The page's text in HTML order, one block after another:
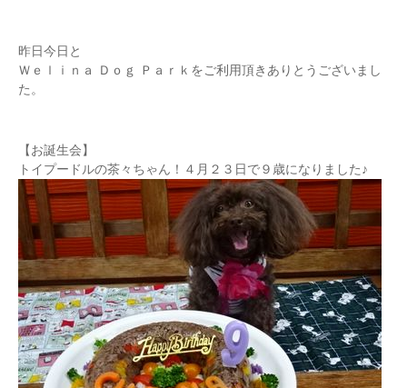
昨日今日と
Ｗｅｌｉｎａ Ｄｏｇ Ｐａｒｋをご利用頂きありとうございまし
た。
【お誕生会】
トイプードルの茶々ちゃん！４月２３日で９歳になりました♪